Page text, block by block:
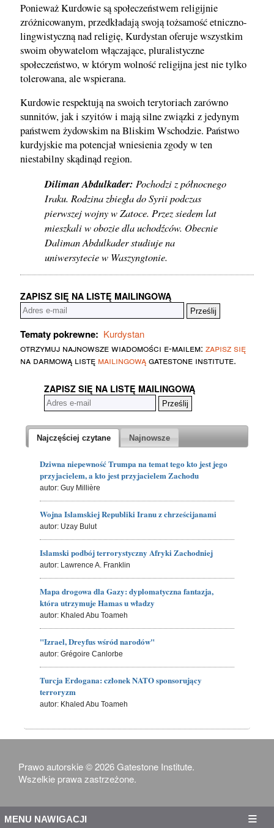
Ponieważ Kurdowie są społeczeństwem religijnie
zróżnicowanym, przedkładają swoją tożsamość etniczno-
lingwistyczną nad religię, Kurdystan oferuje wszystkim
swoim obywatelom włączające, pluralistyczne
społeczeństwo, w którym wolność religijna jest nie tylko
tolerowana, ale wspierana.
Kurdowie respektują na swoich terytoriach zarówno
sunnitów, jak i szyitów i mają silne związki z jedynym
państwem żydowskim na Bliskim Wschodzie. Państwo
kurdyjskie ma potencjał wniesienia zgody w ten
niestabilny skądinąd region.
Diliman Abdulkader: Pochodzi z północnego
Iraku. Rodzina zbiegła do Syrii podczas
pierwszej wojny w Zatoce. Przez siedem lat
mieszkali w obozie dla uchodźców. Obecnie
Daliman Abdulkader studiuje na
uniwersytecie w Waszyngtonie.
ZAPISZ SIĘ NA LISTĘ MAILINGOWĄ
Tematy pokrewne: Kurdystan
otrzymuj najnowsze wiadomości e-mailem: zapisz się
na darmową listę mailingowągatestone institute.
ZAPISZ SIĘ NA LISTĘ MAILINGOWĄ
Najczęściej czytane Najnowsze
Dziwna niepewność Trumpa na temat tego kto jest jego
przyjacielem, a kto jest przyjacielem Zachodu
autor: Guy Millière
Wojna Islamskiej Republiki Iranu z chrześcijanami
autor: Uzay Bulut
Islamski podbój terrorystyczny Afryki Zachodniej
autor: Lawrence A. Franklin
Mapa drogowa dla Gazy: dyplomatyczna fantazja,
która utrzymuje Hamas u władzy
autor: Khaled Abu Toameh
"Izrael, Dreyfus wśród narodów"
autor: Grégoire Canlorbe
Turcja Erdogana: członek NATO sponsorujący
terroryzm
autor: Khaled Abu Toameh
Prawo autorskie © 2026 Gatestone Institute.
Wszelkie prawa zastrzeżone.
MENU NAWIGACJI